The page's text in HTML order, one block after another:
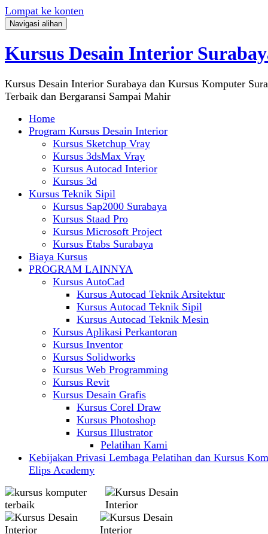
Lompat ke konten
Navigasi alihan
Kursus Desain Interior
Kursus Desain Interior Surabaya dan Kursus Komputer
Terbaik dan Bergaransi Sampai Mahir
Home
Program Kursus Desain Interior
Kursus Sketchup Vray
Kursus 3dsMax Vray
Kursus Autocad Interior
Kursus 3d
Kursus Teknik Sipil
Kursus Sap2000 Surabaya
Kursus Staad Pro
Kursus Microsoft Project
Kursus Etabs Surabaya
Biaya Kursus
PROGRAM LAINNYA
Kursus AutoCad
Kursus Autocad Teknik Arsitektur
Kursus Autocad Teknik Sipil
Kursus Autocad Teknik Mesin
Kursus Aplikasi Perkantoran
Kursus Inventor
Kursus Solidworks
Kursus Web Programming
Kursus Revit
Kursus Desain Grafis
Kursus Corel Draw
Kursus Photoshop
Kursus Illustrator
Pelatihan Kami
Kebijakan Privasi Lembaga Pelatihan dan Kursus
Elips Academy